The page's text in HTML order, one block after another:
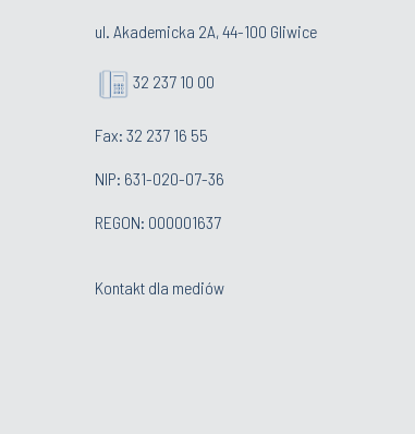
ul. Akademicka 2A, 44-100 Gliwice
32 237 10 00
Fax: 32 237 16 55
NIP: 631-020-07-36
REGON: 000001637
Kontakt dla mediów